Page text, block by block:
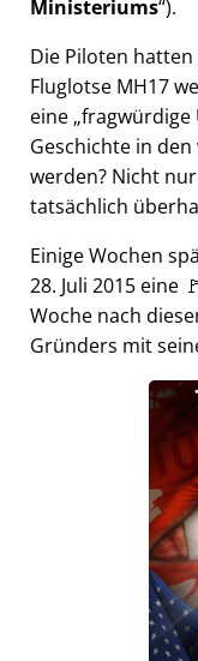
Ministeriums ).
Die Piloten
Fluglotse MH17
eine fragwürdige
Geschichte in
werden? Nicht
tatsächlich
Einige Wochen
28. Juli 2015 eine
Woche nach
Gründers mit